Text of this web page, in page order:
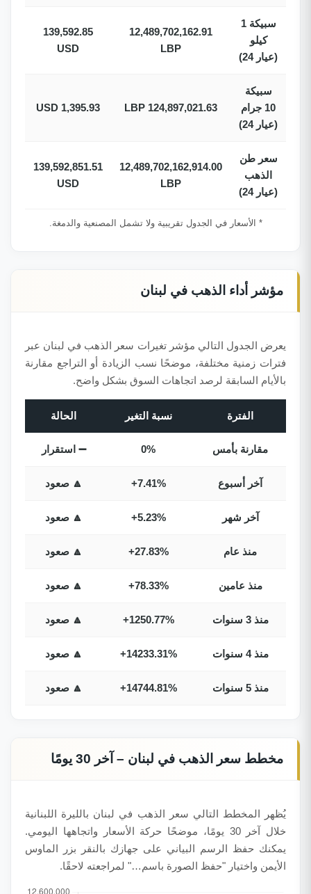
سبيكة 1
كيلو
(عيار 24)
12,489,702,162.91
LBP
139,592.85
USD
سبيكة
10 جرام
(عيار 24)
124,897,021.63 LBP
1,395.93 USD
سعر طن
الذهب
(عيار 24)
12,489,702,162,914.00
LBP
139,592,851.51
USD
* الأسعار في الجدول تقريبية ولا تشمل المصنعية والدمغة.
مؤشر أداء الذهب في لبنان
يعرض الجدول التالي مؤشر تغيرات سعر الذهب في لبنان عبر
فترات زمنية مختلفة، موضحًا نسب الزيادة أو التراجع مقارنة
بالأيام السابقة لرصد اتجاهات السوق بشكل واضح.
الفترة نسبة التغير الحالة
مقارنة بأمس 0% ➖ استقرار
آخر أسبوع +7.41% 🔼 صعود
آخر شهر +5.23% 🔼 صعود
منذ عام +27.83% 🔼 صعود
منذ عامين +78.33% 🔼 صعود
منذ 3 سنوات +1250.77% 🔼 صعود
منذ 4 سنوات +14233.31% 🔼 صعود
منذ 5 سنوات +14744.81% 🔼 صعود
مخطط سعر الذهب في لبنان – آخر 30 يومًا
يُظهر المخطط التالي سعر الذهب في لبنان بالليرة اللبنانية
خلال آخر 30 يومًا، موضحًا حركة الأسعار واتجاهها اليومي.
يمكنك حفظ الرسم البياني على جهازك بالنقر بزر الماوس
الأيمن واختيار "حفظ الصورة باسم…" لمراجعته لاحقًا.